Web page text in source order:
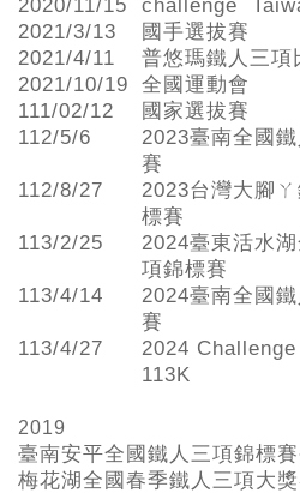
2020/11/15
challenge
2021/3/13
國手選拔賽
2021/4/11
普悠瑪鐵人三項
2021/10/19
全國運動會
111/02/12
國家選拔賽
112/5/6
2023臺南全國
賽
112/8/27
2023台灣大腳
標賽
113/2/25
2024臺東活水
項錦標賽
113/4/14
2024臺南全國
賽
113/4/27
2024
113K
2019
臺南安平全國鐵人三項錦標
梅花湖全國春季鐵人三項大